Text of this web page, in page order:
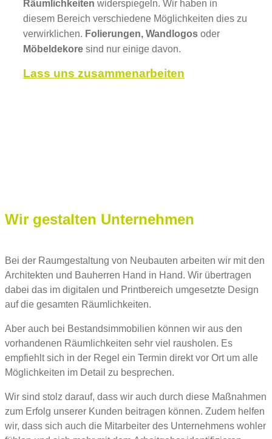
Räumlichkeiten widerspiegeln. Wir haben in
diesem Bereich verschiedene Möglichkeiten dies zu
verwirklichen. Folierungen, Wandlogos oder
Möbeldekore sind nur einige davon.
Lass uns zusammenarbeiten
Wir gestalten Unternehmen
Bei der Raumgestaltung von Neubauten arbeiten wir mit den
Architekten und Bauherren Hand in Hand. Wir übertragen
dabei das im digitalen und Printbereich umgesetzte Design
auf die gesamten Räumlichkeiten.
Aber auch bei Bestandsimmobilien können wir aus den
vorhandenen Räumlichkeiten sehr viel rausholen. Es
empfiehlt sich in der Regel ein Termin direkt vor Ort um alle
Möglichkeiten im Detail zu besprechen.
Wir sind stolz darauf, dass wir auch durch diese Maßnahmen
zum Erfolg unserer Kunden beitragen können. Zudem helfen
wir, dass sich auch die Mitarbeiter des Unternehmens wohler